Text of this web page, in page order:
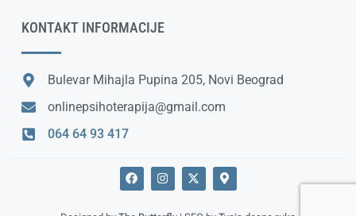
KONTAKT INFORMACIJE
Bulevar Mihajla Pupina 205, Novi Beograd
onlinepsihoterapija@gmail.com
064 64 93 417
F
a
c
I
n
s
X
-
t
M
a
p